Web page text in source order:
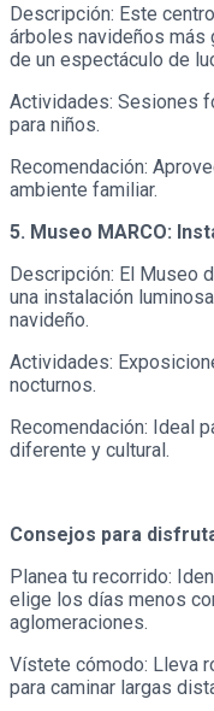
Descripción: Este
árboles navideños más
de un espectáculo de
Actividades: Sesiones
para niños.
Recomendación:
ambiente familiar.
5. Museo MARCO:
Descripción: El Museo
una instalación
navideño.
Actividades:
nocturnos.
Recomendación: Ideal
diferente y cultural.
Consejos para
Planea tu recorrido:
elige los días menos
aglomeraciones.
Vístete cómodo: Lleva
para caminar largas